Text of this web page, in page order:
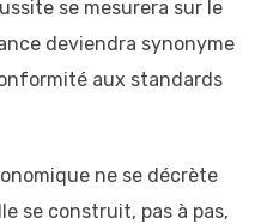
se mesurera sur le
deviendra synonyme
aux standards
ne se décrète
se construit, pas à pas,